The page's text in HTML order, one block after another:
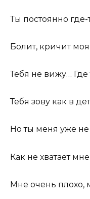
Ты постоянно
Болит, кричит
Тебя не вижу…
Тебя зову как в
Но ты меня уже
Как не хватает
Мне очень